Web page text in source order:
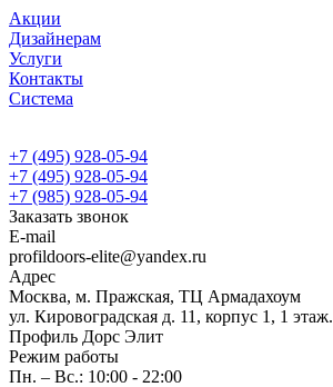
Акции
Дизайнерам
Услуги
Контакты
Система
+7 (495) 928-05-94
+7 (495) 928-05-94
+7 (985) 928-05-94
Заказать звонок
E-mail
profildoors-elite@yandex.ru
Адрес
Москва, м. Пражская, ТЦ Армадахоум
ул. Кировоградская д. 11, корпус 1, 1 этаж.
Профиль Дорс Элит
Режим работы
Пн. – Вс.: 10:00 - 22:00